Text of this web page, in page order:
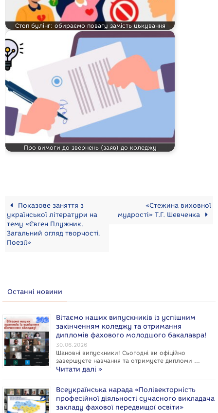
Стоп булінг: обираємо повагу замість цькування
Про вимоги до звернень (заяв) до коледжу
Показове заняття з
української літератури на
тему «Євген Плужник.
Загальний огляд творчості.
Поезії»
«Стежина виховної
мудрості» Т.Г. Шевченка
Останні новини
Вітаємо наших випускників із успішним
закінченням коледжу та отримання
дипломів фахового молодшого бакалавра!
30.06.2026
Шановні випускники! Сьогодні ви офіційно
завершуєте навчання та отримуєте дипломи …
Читати далі »
Всеукраїнська нарада «Полівекторність
професійної діяльності сучасного викладача
закладу фахової передвищої освіти»